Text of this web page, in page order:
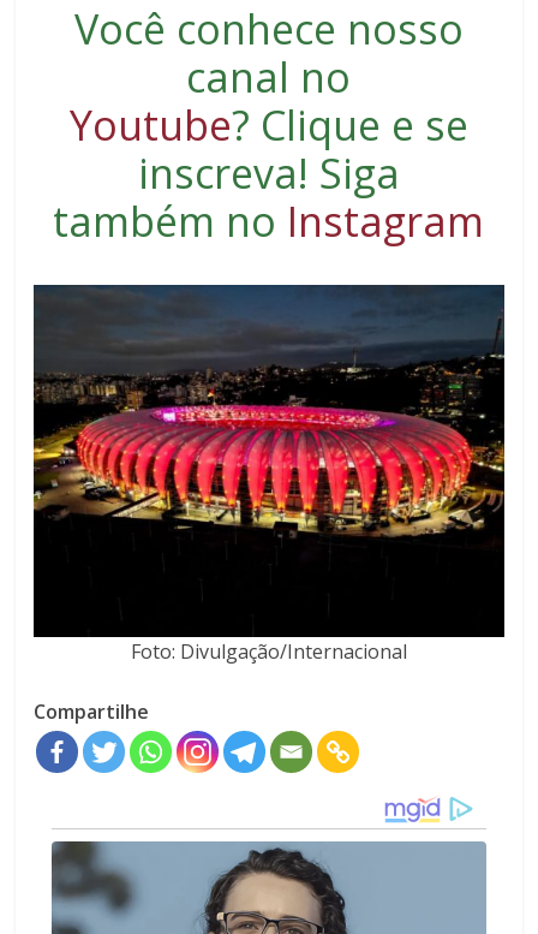
Você conhece nosso
canal no
Youtube? Clique e se
inscreva! Siga
também no Instagram
Foto: Divulgação/Internacional
Compartilhe